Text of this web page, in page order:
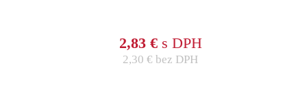
2,83 €s DPH
2,30 € bez DPH